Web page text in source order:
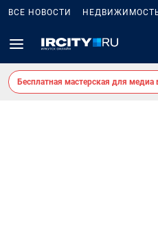
ВСЕ НОВОСТИ
Бесплатная мастерская для медиа